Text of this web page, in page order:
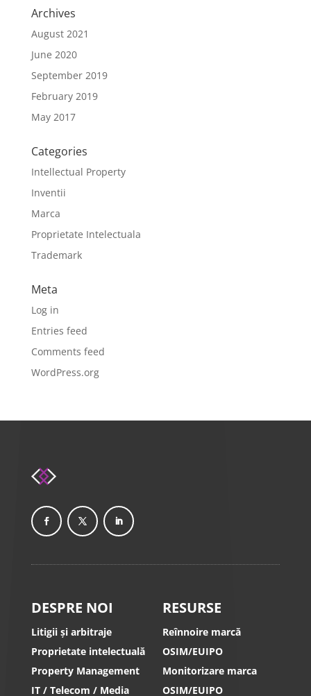
Archives
August 2021
June 2020
September 2019
February 2019
May 2017
Categories
Intellectual Property
Inventii
Marca
Proprietate Intelectuala
Trademark
Meta
Log in
Entries feed
Comments feed
WordPress.org
DESPRE NOI
Litigii și arbitraje
Proprietate intelectuală
Property Management
IT / Telecom / Media
RESURSE
Reînnoire marcă
OSIM/EUIPO
Monitorizare marca
OSIM/EUIPO